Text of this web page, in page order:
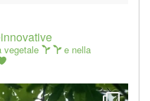
vegetale
e nella